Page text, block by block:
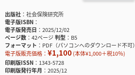
出版社
社会保険研究所
電子版ISBN
電子版発売日
2025/12/02
ページ数
42ページ判型
B5
フォーマット
PDF（パソコンへのダウンロード不可）
電子版販売価格： ¥1,100(本体¥1,000＋税10％)
印刷版ISSN
1343-5728
印刷版発行年月
2025/12